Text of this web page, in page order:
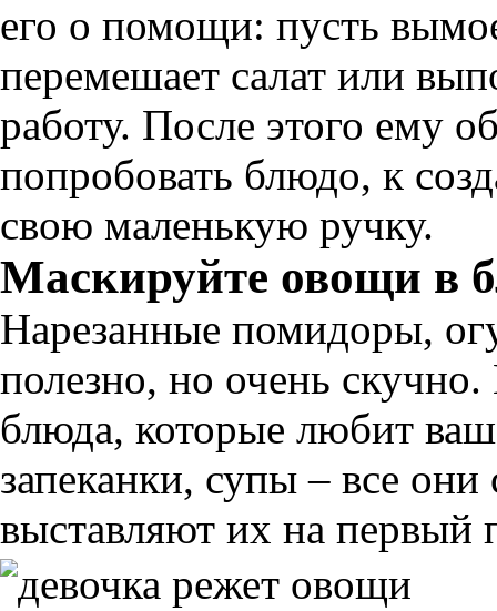
его о помощи: пусть
перемешает салат или
работу. После этого ему
попробовать блюдо, к
свою маленькую ручку.
Маскируйте овощи в
Нарезанные помидоры,
полезно, но очень
блюда, которые любит
запеканки, супы – все
выставляют их на первый